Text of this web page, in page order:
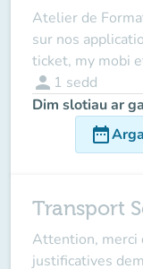
Atelier de
sur nos
ticket, my mobi
person 1 sedd
Dim slotiau ar
date_range
Transport
Attention, merci
justificatives